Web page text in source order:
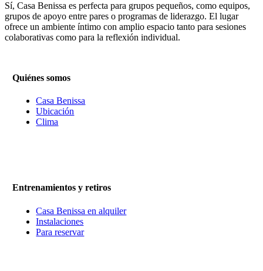
Sí, Casa Benissa es perfecta para grupos pequeños, como equipos,
grupos de apoyo entre pares o programas de liderazgo. El lugar
ofrece un ambiente íntimo con amplio espacio tanto para sesiones
colaborativas como para la reflexión individual.
Quiénes somos
Casa Benissa
Ubicación
Clima
Entrenamientos y retiros
Casa Benissa en alquiler
Instalaciones
Para reservar